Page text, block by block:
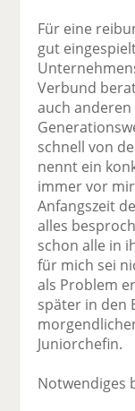
Für eine
gut
Verbund
auch anderen
schnell von
nennt ein
immer vor
Anfangszeit
alles
schon alle in
für mich sei
als Problem
später in den
Juniorchefin.
Notwendiges